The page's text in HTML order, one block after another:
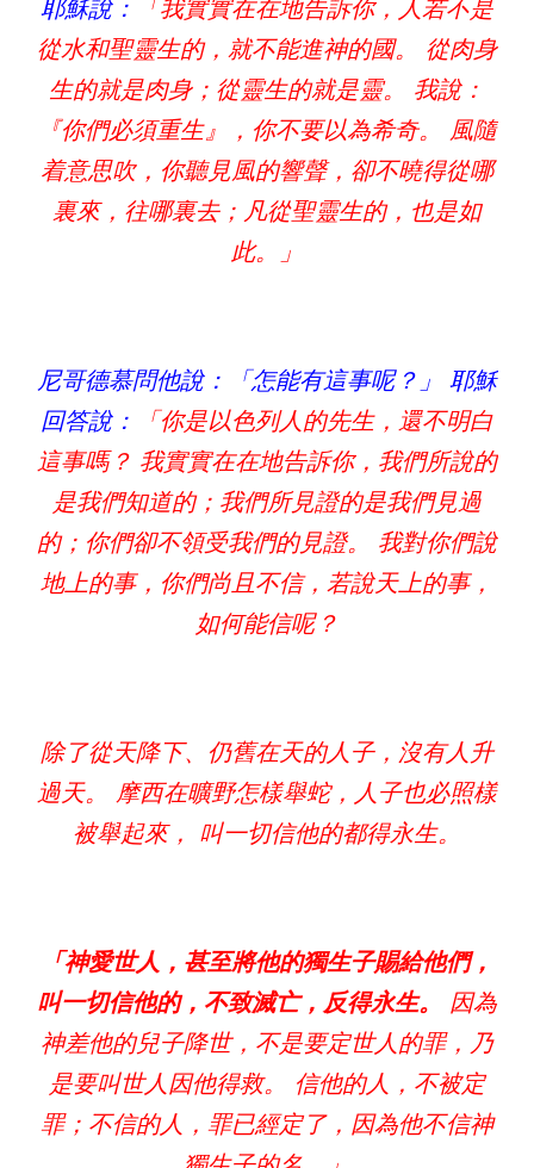
耶穌說：
「我實實在在地告訴你，人若不是
從水和聖靈生的，就不能進神的國。 從肉身
生的就是肉身；從靈生的就是靈。 我說：
『你們必須重生』，你不要以為希奇。 風隨
着意思吹，你聽見風的響聲，卻不曉得從哪
裏來，往哪裏去；凡從聖靈生的，也是如
此。」
尼哥德慕問他說：「怎能有這事呢？」 耶穌
回答說：
「你是以色列人的先生，還不明白
這事嗎？ 我實實在在地告訴你，我們所說的
是我們知道的；我們所見證的是我們見過
的；你們卻不領受我們的見證。 我對你們說
地上的事，你們尚且不信，若說天上的事，
如何能信呢？
除了從天降下、仍舊在天的人子，沒有人升
過天。 摩西在曠野怎樣舉蛇，人子也必照樣
被舉起來， 叫一切信他的都得永生。
「神愛世人，甚至將他的獨生子賜給他們，
叫一切信他的，不致滅亡，反得永生。
因為
神差他的兒子降世，不是要定世人的罪，乃
是要叫世人因他得救。 信他的人，不被定
罪；不信的人，罪已經定了，因為他不信神